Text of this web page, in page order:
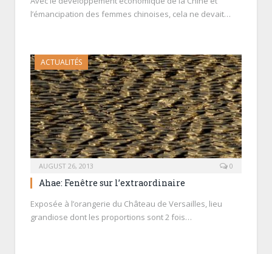
l’émancipation des femmes chinoises, cela ne devait…
ACTUALITÉS
AUGUST 26, 2013 0
Ahae: Fenêtre sur l’extraordinaire
Exposée à l’orangerie du Château de Versailles, lieu
grandiose dont les proportions sont 2 fois…